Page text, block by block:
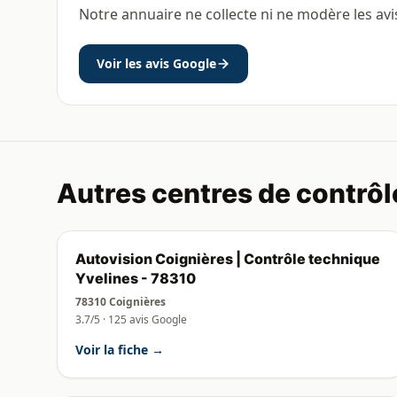
Notre annuaire ne collecte ni ne modère les
Voir les avis Google
Autres centres de
Autovision Coignières | Contrôle technique
Yvelines - 78310
78310 Coignières
3.7/5 · 125 avis Google
Voir la fiche →